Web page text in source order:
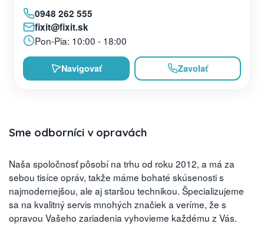
0948 262 555
fixit@fixit.sk
Pon-Pia: 10:00 - 18:00
Navigovať Zavolať
Sme odborníci v opravách
Naša spoločnosť pôsobí na trhu od roku 2012, a má za
sebou tisíce opráv, takže máme bohaté skúsenosti s
najmodernejšou, ale aj staršou technikou. Špecializujeme
sa na kvalitný servis mnohých značiek a veríme, že s
opravou Vašeho zariadenia vyhovieme každému z Vás.